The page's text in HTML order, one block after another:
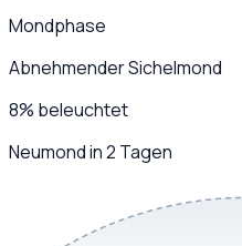
Mondphase
Abnehmender Sichelmond
8% beleuchtet
Neumond in 2 Tagen